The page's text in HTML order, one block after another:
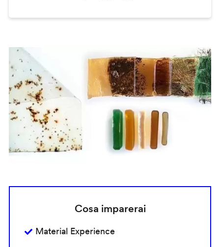
Cosa imparerai
Material Experience